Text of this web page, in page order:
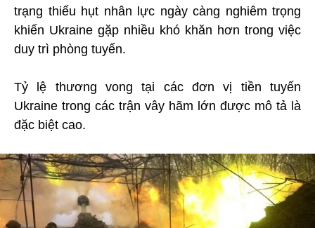
trạng thiếu hụt nhân lực ngày càng nghiêm trọng
khiến Ukraine gặp nhiều khó khăn hơn trong việc
duy trì phòng tuyến.
Tỷ lệ thương vong tại các đơn vị tiền tuyến
Ukraine trong các trận vây hãm lớn được mô tả là
đặc biệt cao.